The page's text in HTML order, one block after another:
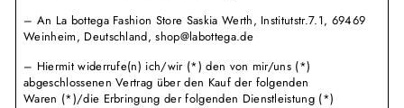
– An La bottega Fashion Store Saskia Werth, Institutstr.7.1, 69469
Weinheim, Deutschland, shop@labottega.de
– Hiermit widerrufe(n) ich/wir (*) den von mir/uns (*)
abgeschlossenen Vertrag über den Kauf der folgenden
Waren (*)/die Erbringung der folgenden Dienstleistung (*)